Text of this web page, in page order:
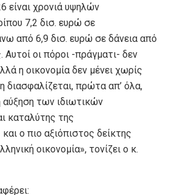
είναι χρονιά υψηλών
7,2 δισ. ευρώ σε
από 6,9 δισ. ευρώ σε δάνεια από
οι πόροι -πράγματι- δεν
η οικονομία δεν μένει χωρίς
διασφαλίζεται, πρώτα απ’ όλα,
των ιδιωτικών
καταλύτης της
ο πιο αξιόπιστος δείκτης
οικονομία», τονίζει ο κ.